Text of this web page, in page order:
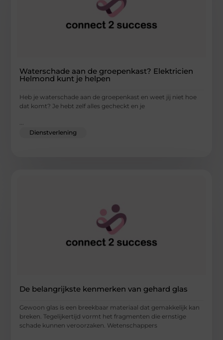
Waterschade aan de groepenkast? Elektricien
Helmond kunt je helpen
Heb je waterschade aan de groepenkast en weet jij niet hoe
dat komt? Je hebt zelf alles gecheckt en je
Dienstverlening
De belangrijkste kenmerken van gehard glas
Gewoon glas is een breekbaar materiaal dat gemakkelijk kan
breken. Tegelijkertijd vormt het fragmenten die ernstige
schade kunnen veroorzaken. Wetenschappers